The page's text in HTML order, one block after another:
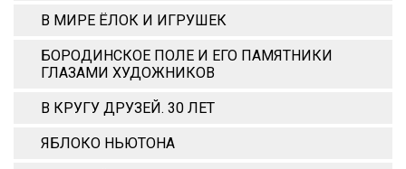
В МИРЕ ЁЛОК И ИГРУШЕК
БОРОДИНСКОЕ ПОЛЕ И ЕГО ПАМЯТНИКИ
ГЛАЗАМИ ХУДОЖНИКОВ
В КРУГУ ДРУЗЕЙ. 30 ЛЕТ
ЯБЛОКО НЬЮТОНА